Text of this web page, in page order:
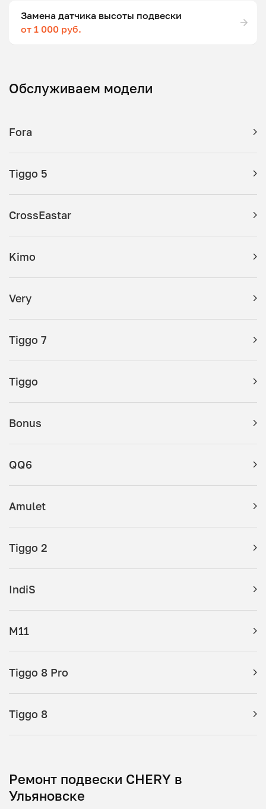
Замена датчика высоты подвески
от 1 000 руб.
Обслуживаем модели
Fora
Tiggo 5
CrossEastar
Kimo
Very
Tiggo 7
Tiggo
Bonus
QQ6
Amulet
Tiggo 2
IndiS
M11
Tiggo 8 Pro
Tiggo 8
Ремонт подвески CHERY в
Ульяновске